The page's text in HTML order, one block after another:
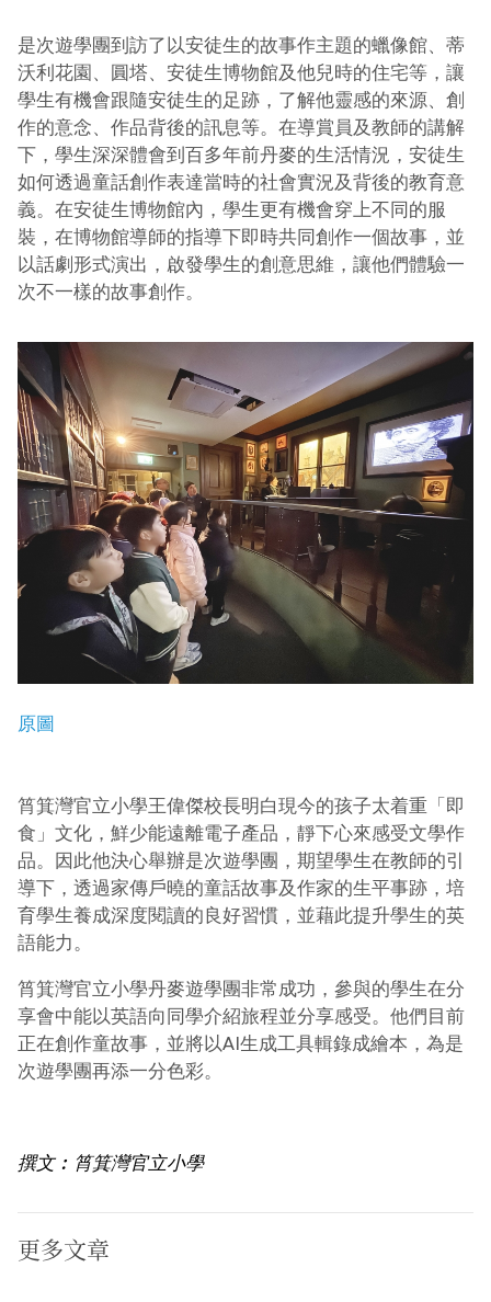
是次遊學團到訪了以安徒生的故事作主題的蠟像館、蒂
沃利花園、圓塔、安徒生博物館及他兒時的住宅等，讓
學生有機會跟隨安徒生的足跡，了解他靈感的來源、創
作的意念、作品背後的訊息等。在導賞員及教師的講解
下，學生深深體會到百多年前丹麥的生活情況，安徒生
如何透過童話創作表達當時的社會實況及背後的教育意
義。在安徒生博物館內，學生更有機會穿上不同的服
裝，在博物館導師的指導下即時共同創作一個故事，並
以話劇形式演出，啟發學生的創意思維，讓他們體驗一
次不一樣的故事創作。
原圖
筲箕灣官立小學王偉傑校長明白現今的孩子太着重「即
食」文化，鮮少能遠離電子產品，靜下心來感受文學作
品。因此他決心舉辦是次遊學團，期望學生在教師的引
導下，透過家傳戶曉的童話故事及作家的生平事跡，培
育學生養成深度閱讀的良好習慣，並藉此提升學生的英
語能力。
筲箕灣官立小學丹麥遊學團非常成功，參與的學生在分
享會中能以英語向同學介紹旅程並分享感受。他們目前
正在創作童故事，並將以AI生成工具輯錄成繪本，為是
次遊學團再添一分色彩。
撰文︰筲箕灣官立小學
更多文章